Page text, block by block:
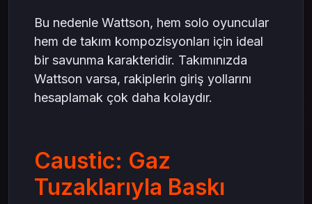
Bu nedenle Wattson, hem solo oyuncular
hem de takım kompozisyonları için ideal
bir savunma karakteridir. Takımınızda
Wattson varsa, rakiplerin giriş yollarını
hesaplamak çok daha kolaydır.
Caustic: Gaz
Tuzaklarıyla Baskı